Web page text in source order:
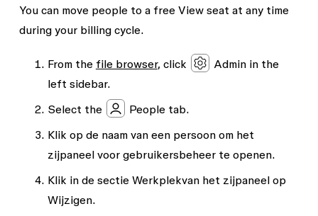
You can move people to a free View seat at any time
during your billing cycle.
From the file browser, click Adminin the
left sidebar.
Select the
Peopletab.
Klik op de naam van een persoon om het
zijpaneel voor gebruikersbeheer te openen.
Klik in de sectie Werkplekvan het zijpaneel op
Wijzigen.